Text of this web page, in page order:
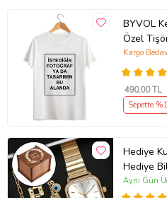
BYVOL
Özel
Kargo
490,00 TL
Sepette
Hediye
Hediye
(Gold)
Aynı Gün